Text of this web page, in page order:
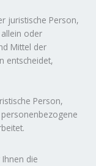
juristische Person,
oder
Mittel der
entscheidet,
Person,
die